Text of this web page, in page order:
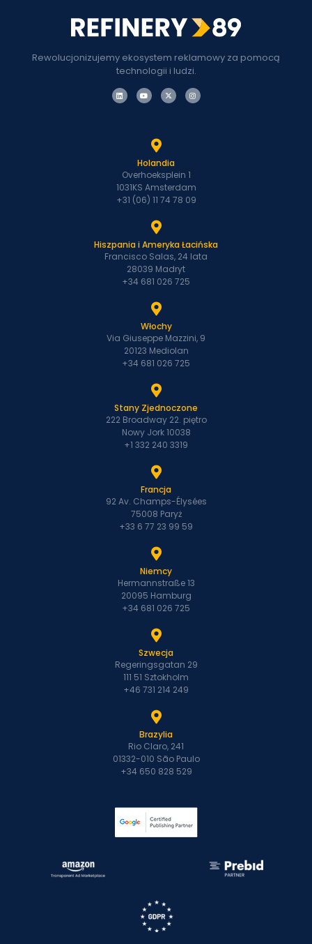
Rewolucjonizujemy ekosystem reklamowy za pomocą
technologii i ludzi.
Holandia
Overhoeksplein 1
1031KS Amsterdam
+31 (06) 11 74 78 09
Hiszpania i Ameryka Łacińska
Francisco Salas, 24 lata
28039 Madryt
+34 681 026 725
Włochy
Via Giuseppe Mazzini, 9
20123 Mediolan
+34 681 026 725
Stany Zjednoczone
222 Broadway 22. piętro
Nowy Jork 10038
+1 332 240 3319
Francja
92 Av. Champs-Élysées
75008 Paryż
+33 6 77 23 99 59
Niemcy
Hermannstraße 13
20095 Hamburg
+34 681 026 725
Szwecja
Regeringsgatan 29
111 51 Sztokholm
+46 731 214 249
Brazylia
Rio Claro, 241
01332-010 São Paulo
+34 650 828 529